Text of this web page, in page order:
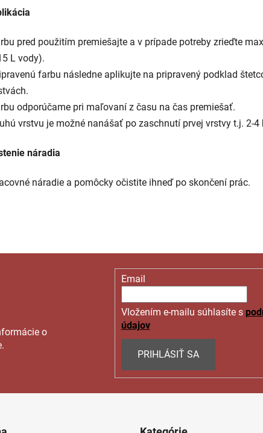
pred použitím premiešajte a v prípade potreby zrieďte
L vody).
farbu následne aplikujte na pripravený podklad
odporúčame pri maľovaní z času na čas premiešať.
vrstvu je možné nanášať po zaschnutí prvej vrstvy t.j. 2-4
náradia
náradie a pomôcky očistite ihneď po skončení prác.
o
Email
Vložením e-mailu súhlasíte s
údajov
PRIHLÁSIŤ SA